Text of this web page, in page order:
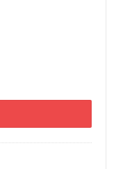
Peptides